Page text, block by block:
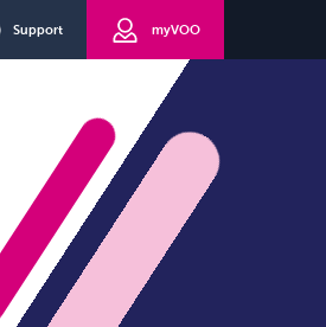
Support myVOO